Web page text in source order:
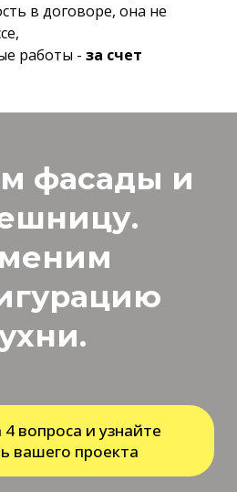
в договоре, она не
работы - за счет
фасады и
вопроса и узнайте
вашего проекта